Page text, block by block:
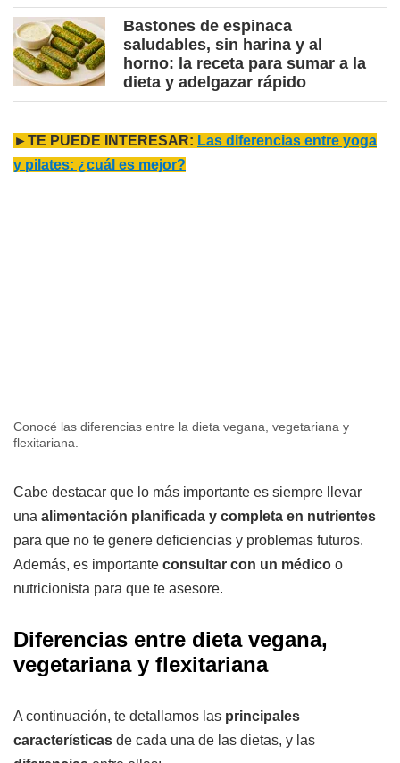
Bastones de espinaca
saludables, sin harina y al
horno: la receta para sumar a la
dieta y adelgazar rápido
►TE PUEDE INTERESAR: Las diferencias entre yoga
y pilates: ¿cuál es mejor?
Conocé las diferencias entre la dieta vegana, vegetariana y
flexitariana.
Cabe destacar que lo más importante es siempre llevar
una alimentación planificada y completa en nutrientes
para que no te genere deficiencias y problemas futuros.
Además, es importante consultar con un médico o
nutricionista para que te asesore.
Diferencias entre dieta vegana,
vegetariana y flexitariana
A continuación, te detallamos las principales
características de cada una de las dietas, y las